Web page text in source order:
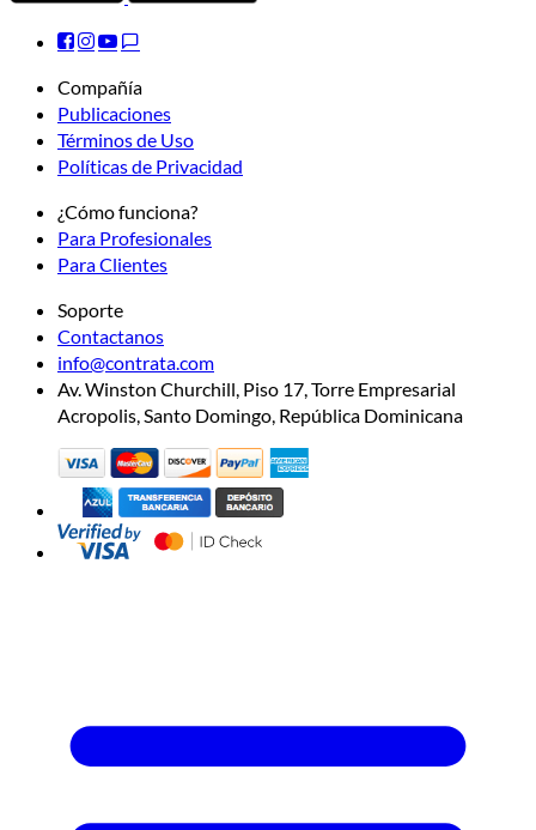
Compañía
Publicaciones
Términos de Uso
Políticas de Privacidad
¿Cómo funciona?
Para Profesionales
Para Clientes
Soporte
Contactanos
info@contrata.com
Av. Winston Churchill, Piso 17, Torre Empresarial
Acropolis, Santo Domingo, República Dominicana